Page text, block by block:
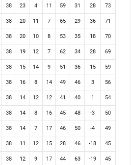
38 23 4 11 59 31 28 73
38 20 11 7 65 29 36 71
38 20 10 8 53 35 18 70
38 19 12 7 62 34 28 69
38 15 14 9 51 36 15 59
38 16 8 14 49 46 3 56
38 14 12 12 41 40 1 54
38 14 8 16 45 48 -3 50
38 14 7 17 46 50 -4 49
38 11 12 15 28 46 -18 45
38 12 9 17 44 63 -19 45